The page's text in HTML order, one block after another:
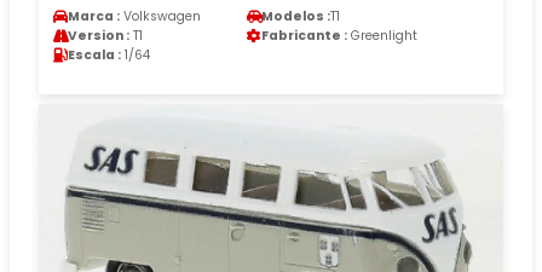
Marca : Volkswagen Modelos :T1
Version : T1 Fabricante : Greenlight
Escala : 1/64